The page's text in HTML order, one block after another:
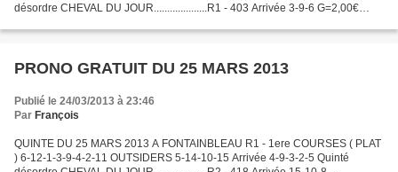
désordre CHEVAL DU JOUR....................R1 - 403 Arrivée 3-9-6 G=2,00€
PRONO GRATUIT DU 25 MARS 2013
Publié le 24/03/2013 à 23:46
Par François
QUINTE DU 25 MARS 2013 A FONTAINBLEAU R1 - 1ere COURSES ( PLAT
) 6-12-1-3-9-4-2-11 OUTSIDERS 5-14-10-15 Arrivée 4-9-3-2-5 Quinté